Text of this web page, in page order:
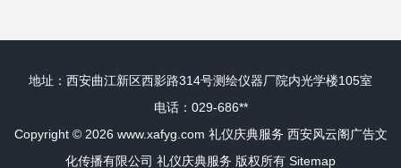
地址：西安曲江新区西影路314号测绘仪器厂院内光学楼105室
电话：029-686**
Copyright © 2026 www.xafyg.com 礼仪庆典服务 西安风云阁广告文
化传播有限公司 礼仪庆典服务 版权所有 Sitemap